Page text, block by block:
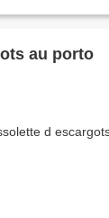
au porto